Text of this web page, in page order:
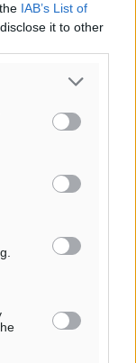
IAB’s List of
it to other